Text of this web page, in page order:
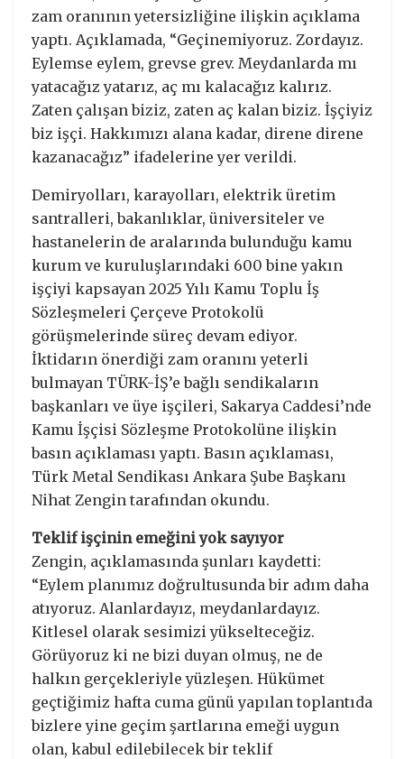
zam oranının yetersizliğine ilişkin açıklama
yaptı. Açıklamada, “Geçinemiyoruz. Zordayız.
Eylemse eylem, grevse grev. Meydanlarda mı
yatacağız yatarız, aç mı kalacağız kalırız.
Zaten çalışan biziz, zaten aç kalan biziz. İşçiyiz
biz işçi. Hakkımızı alana kadar, direne direne
kazanacağız” ifadelerine yer verildi.
Demiryolları, karayolları, elektrik üretim
santralleri, bakanlıklar, üniversiteler ve
hastanelerin de aralarında bulunduğu kamu
kurum ve kuruluşlarındaki 600 bine yakın
işçiyi kapsayan 2025 Yılı Kamu Toplu İş
Sözleşmeleri Çerçeve Protokolü
görüşmelerinde süreç devam ediyor.
İktidarın önerdiği zam oranını yeterli
bulmayan TÜRK-İŞ’e bağlı sendikaların
başkanları ve üye işçileri, Sakarya Caddesi’nde
Kamu İşçisi Sözleşme Protokolüne ilişkin
basın açıklaması yaptı. Basın açıklaması,
Türk Metal Sendikası Ankara Şube Başkanı
Nihat Zengin tarafından okundu.
Teklif işçinin emeğini yok sayıyor
Zengin, açıklamasında şunları kaydetti:
“Eylem planımız doğrultusunda bir adım daha
atıyoruz. Alanlardayız, meydanlardayız.
Kitlesel olarak sesimizi yükselteceğiz.
Görüyoruz ki ne bizi duyan olmuş, ne de
halkın gerçekleriyle yüzleşen. Hükümet
geçtiğimiz hafta cuma günü yapılan toplantıda
bizlere yine geçim şartlarına emeği uygun
olan, kabul edilebilecek bir teklif